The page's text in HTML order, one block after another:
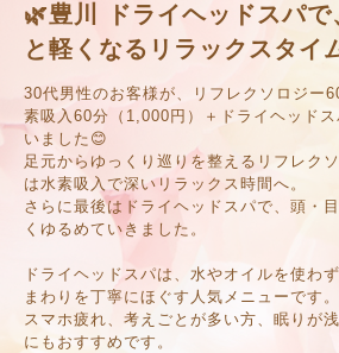
🌿豊川 ドライヘッドスパで
と軽くなるリラックスタイ
30代男性のお客様が、リフレクソロジー
素吸入60分（1,000円）＋ドライヘッド
いました😊
足元からゆっくり巡りを整えるリフレク
は水素吸入で深いリラックス時間へ。
さらに最後はドライヘッドスパで、頭・
くゆるめていきました。
ドライヘッドスパは、水やオイルを使わ
まわりを丁寧にほぐす人気メニューです。
スマホ疲れ、考えごとが多い方、眠りが
にもおすすめです。